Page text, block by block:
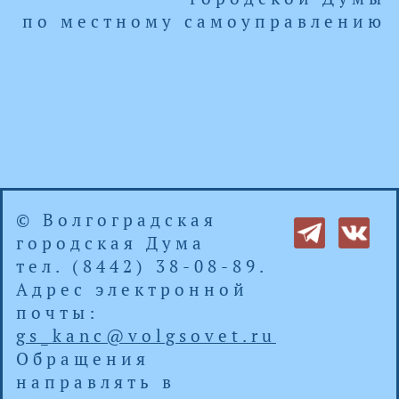
по местному самоуправлению
© Волгоградская
городская Дума
тел. (8442) 38-08-89.
Адрес электронной
почты:
gs_kanc@volgsovet.ru
Обращения
направлять в